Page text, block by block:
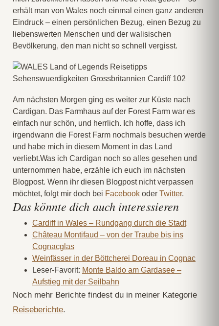
erhält man von Wales noch einmal einen ganz anderen
Eindruck – einen persönlichen Bezug, einen Bezug zu
liebenswerten Menschen und der walisischen
Bevölkerung, den man nicht so schnell vergisst.
Am nächsten Morgen ging es weiter zur Küste nach
Cardigan. Das Farmhaus auf der Forest Farm war es
einfach nur schön, und herrlich. Ich hoffe, dass ich
irgendwann die Forest Farm nochmals besuchen werde
und habe mich in diesem Moment in das Land
verliebt.Was ich Cardigan noch so alles gesehen und
unternommen habe, erzähle ich euch im nächsten
Blogpost. Wenn ihr diesen Blogpost nicht verpassen
möchtet, folgt mir doch bei Facebook oder Twitter.
Das könnte dich auch interessieren
Cardiff in Wales – Rundgang durch die Stadt
Château Montifaud – von der Traube bis ins
Cognacglas
Weinfässer in der Böttcherei Doreau in Cognac
Leser-Favorit: Monte Baldo am Gardasee –
Aufstieg mit der Seilbahn
Noch mehr Berichte findest du in meiner Kategorie
Reiseberichte.